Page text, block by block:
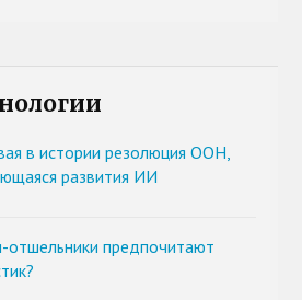
в истории резолюция ООН,
развития ИИ
отшельники предпочитают